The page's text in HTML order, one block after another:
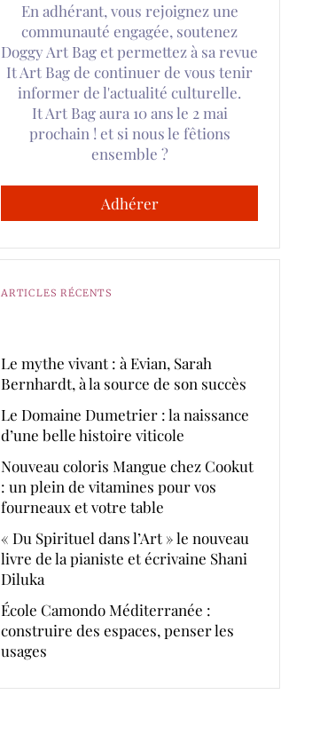
En adhérant, vous rejoignez une
communauté engagée, soutenez
Doggy Art Bag et permettez à sa revue
It Art Bag de continuer de vous tenir
informer de l'actualité culturelle.
It Art Bag aura 10 ans le 2 mai
prochain ! et si nous le fêtions
ensemble ?
Adhérer
ARTICLES RÉCENTS
Le mythe vivant : à Evian, Sarah
Bernhardt, à la source de son succès
Le Domaine Dumetrier : la naissance
d’une belle histoire viticole
Nouveau coloris Mangue chez Cookut
: un plein de vitamines pour vos
fourneaux et votre table
« Du Spirituel dans l’Art » le nouveau
livre de la pianiste et écrivaine Shani
Diluka
École Camondo Méditerranée :
construire des espaces, penser les
usages